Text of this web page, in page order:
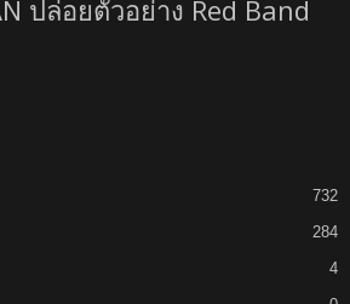
ปล่อยตัวอย่าง Red Band
732
284
4